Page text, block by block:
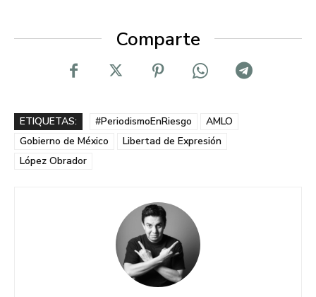
Comparte
ETIQUETAS: #PeriodismoEnRiesgo
AMLO
Gobierno de México
Libertad de Expresión
López Obrador